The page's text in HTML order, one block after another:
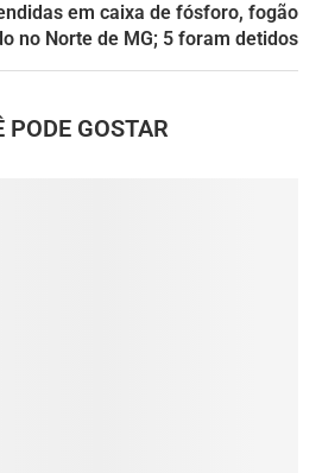
em caixa de fósforo, fogão
no Norte de MG; 5 foram detidos
PODE GOSTAR